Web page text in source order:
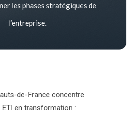
les phases stratégiques de
l’entreprise.
de-France concentre
en transformation :